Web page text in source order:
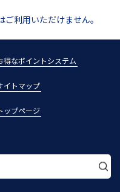
利用いただけません。
得なポイントシステム
イトマップ
ップページ